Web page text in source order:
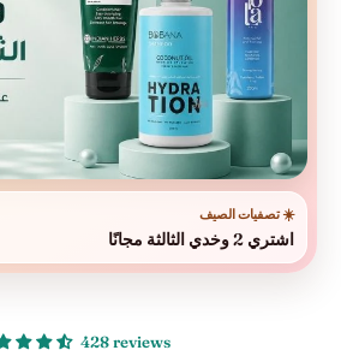
☀️ تصفيات الصيف
اشتري 2 وخدي الثالثة مجانًا
428 reviews